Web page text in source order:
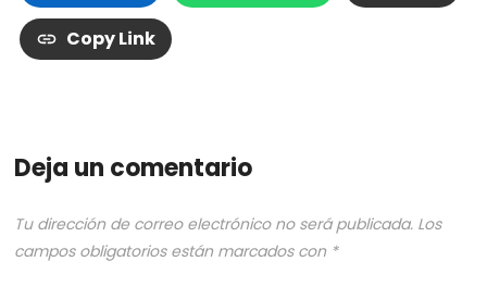
Copy Link
Deja un comentario
Tu dirección de correo electrónico no será publicada. Los
campos obligatorios están marcados con *